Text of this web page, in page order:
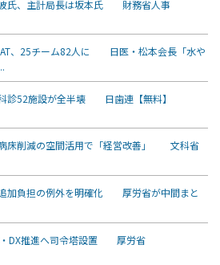
氏、主計局長は坂本氏 財務省人事
、25チーム82人に 日医・松本会長「水や
診52施設が全半壊 日歯連【無料】
床削減の空間活用で「経営改善」 文科省
加負担の例外を明確化 厚労省が中間まと
・DX推進へ司令塔設置 厚労省